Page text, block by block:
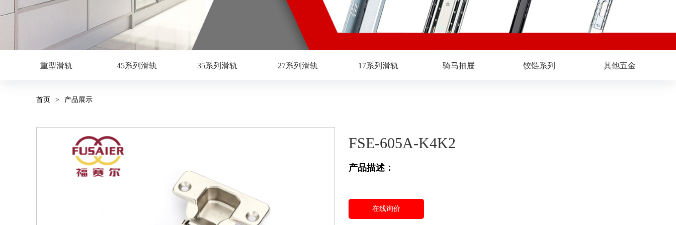
重型滑轨 45系列滑轨 35系列滑轨 27系列滑轨 17系列滑轨 骑马抽屉 铰链系列 其他五金
首页 > 产品展示
FSE-605A-K4K2
产品描述：
在线询价